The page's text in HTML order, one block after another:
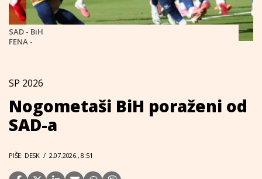
SAD - BiH
FENA -
SP 2026
Nogometaši BiH poraženi od
SAD-a
PIŠE: DESK / 2.07.2026., 8:51